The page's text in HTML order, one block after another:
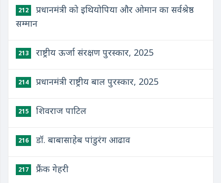
212
प्रधानमंत्री को इथियोपिया और ओमान का सर्वश्रेष्ठ
सम्मान
213 राष्ट्रीय ऊर्जा संरक्षण पुरस्कार, 2025
214 प्रधानमंत्री राष्ट्रीय बाल पुरस्कार, 2025
215 शिवराज पाटिल
216 डॉ. बाबासाहेब पांडुरंग आढाव
217 फ्रैंक गेहरी